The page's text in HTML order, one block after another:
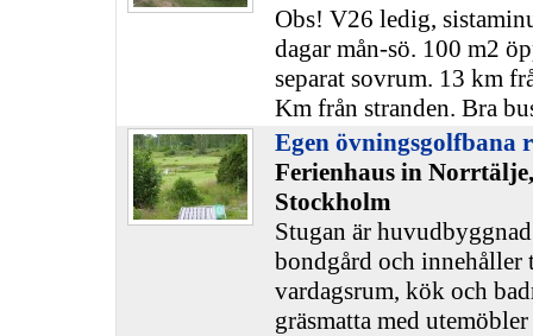
Obs! V26 ledig,
dagar mån-sö. 100 m2
separat sovrum. 13 km
Km från stranden. Bra
Egen övningsgolfbana
Ferienhaus in
Stockholm
Stugan är
bondgård och innehåller
vardagsrum, kök och
gräsmatta med